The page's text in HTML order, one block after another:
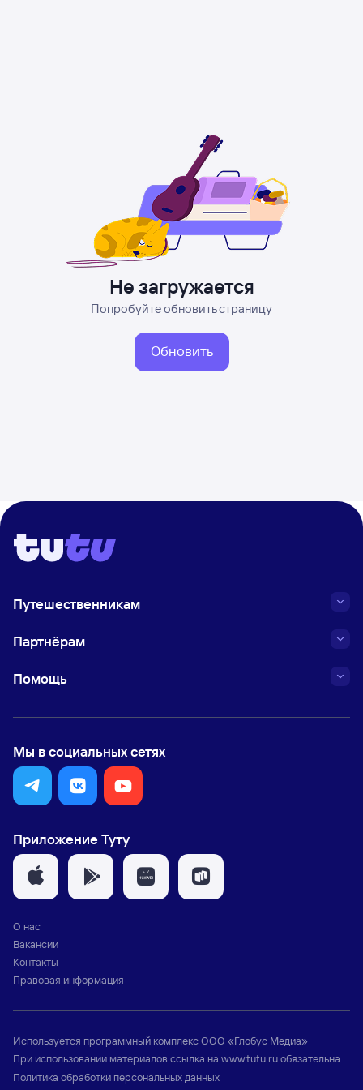
Не загружается
Попробуйте обновить страницу
Обновить
Путешественникам
Партнёрам
Помощь
Мы в социальных сетях
Приложение Туту
О нас
Вакансии
Контакты
Правовая информация
Используется программный комплексООО «Глобус Медиа»
При использовании материалов ссылка на www.tutu.ruобязательна
Политика обработки персональных данных